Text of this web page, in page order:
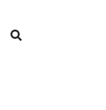
content